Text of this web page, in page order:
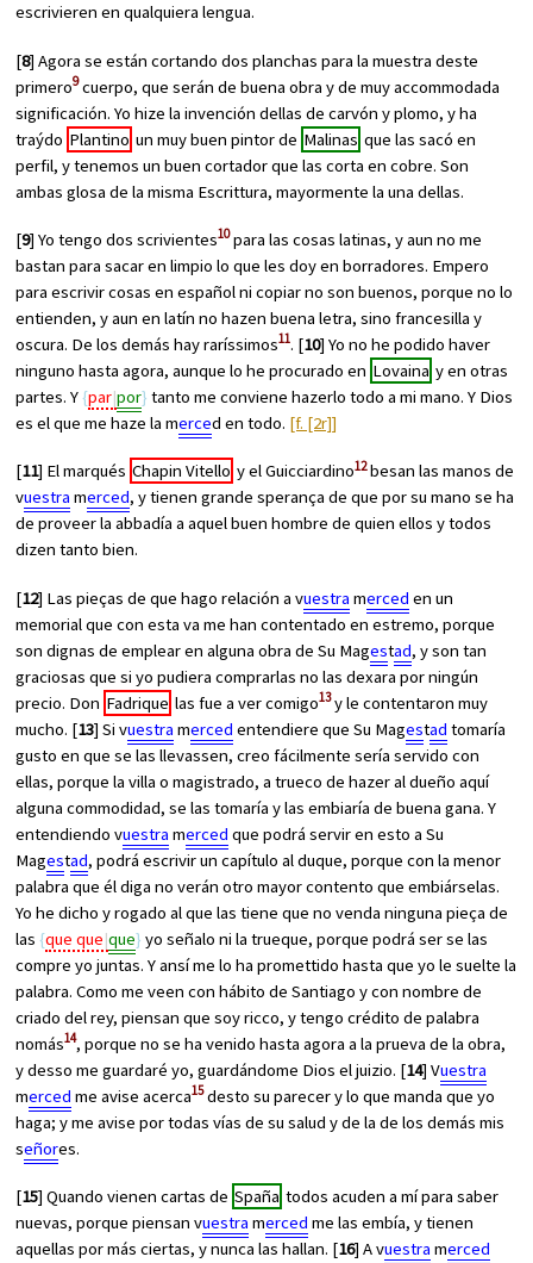
escrivieren en qualquiera lengua.
[8] Agora se están cortando dos planchas para la muestra deste
primero9cuerpo, que serán de buena obra y de muy accommodada
significación. Yo hize la invención dellas de carvón y plomo, y ha
traýdo Plantino un muy buen pintor de Malinas que las sacó en
perfil, y tenemos un buen cortador que las corta en cobre. Son
ambas glosa de la misma Escrittura, mayormente la una dellas.
[9] Yo tengo dos scrivientes10para las cosas latinas, y aun no me
bastan para sacar en limpio lo que les doy en borradores. Empero
para escrivir cosas en español ni copiar no son buenos, porque no lo
entienden, y aun en latín no hazen buena letra, sino francesilla y
oscura. De los demás hay raríssimos11. [10] Yo no he podido haver
ninguno hasta agora, aunque lo he procurado en Lovaina y en otras
partes. Y par por tanto me conviene hazerlo todo a mi mano. Y Dios
es el que me haze la merced en todo. [f. [2r]]
[11] El marqués Chapin Vitello y el Guicciardino12besan las manos de
vuestra merced, y tienen grande sperança de que por su mano se ha
de proveer la abbadía a aquel buen hombre de quien ellos y todos
dizen tanto bien.
[12] Las pieças de que hago relación a vuestra merced en un
memorial que con esta va me han contentado en estremo, porque
son dignas de emplear en alguna obra de Su Magestad, y son tan
graciosas que si yo pudiera comprarlas no las dexara por ningún
precio. Don Fadrique las fue a ver comigo13y le contentaron muy
mucho. [13] Si vuestra merced entendiere que Su Magestad tomaría
gusto en que se las llevassen, creo fácilmente sería servido con
ellas, porque la villa o magistrado, a trueco de hazer al dueño aquí
alguna commodidad, se las tomaría y las embiaría de buena gana. Y
entendiendo vuestra merced que podrá servir en esto a Su
Magestad, podrá escrivir un capítulo al duque, porque con la menor
palabra que él diga no verán otro mayor contento que embiárselas.
Yo he dicho y rogado al que las tiene que no venda ninguna pieça de
las que que que yo señalo ni la trueque, porque podrá ser se las
compre yo juntas. Y ansí me lo ha promettido hasta que yo le suelte la
palabra. Como me veen con hábito de Santiago y con nombre de
criado del rey, piensan que soy ricco, y tengo crédito de palabra
nomás14, porque no se ha venido hasta agora a la prueva de la obra,
y desso me guardaré yo, guardándome Dios el juizio. [14] Vuestra
merced me avise acerca15desto su parecer y lo que manda que yo
haga; y me avise por todas vías de su salud y de la de los demás mis
señores.
[15] Quando vienen cartas de Spaña todos acuden a mí para saber
nuevas, porque piensan vuestra merced me las embía, y tienen
aquellas por más ciertas, y nunca las hallan. [16] A vuestra merced